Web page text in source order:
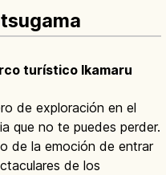
turístico Ikamaru
de exploración en el
que no te puedes perder.
de la emoción de entrar
de los